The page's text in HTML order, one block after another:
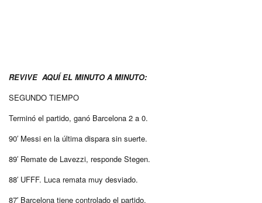
REVIVE AQUÍ EL MINUTO A MINUTO:
SEGUNDO TIEMPO
Terminó el partido, ganó Barcelona 2 a 0.
90′ Messi en la última dispara sin suerte.
89′ Remate de Lavezzi, responde Stegen.
88′ UFFF. Luca remata muy desviado.
87′ Barcelona tiene controlado el partido.